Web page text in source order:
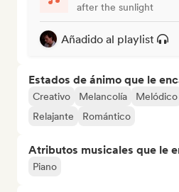
after the sunlight
Añadido al playlist
Estados de ánimo que le
Creativo Melancolía Melódico
Relajante
Romántico
Atributos musicales que le
Piano